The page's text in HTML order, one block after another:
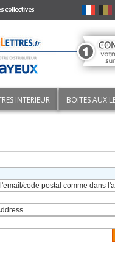
INTERIEUR BOITES AUX
code postal comme dans